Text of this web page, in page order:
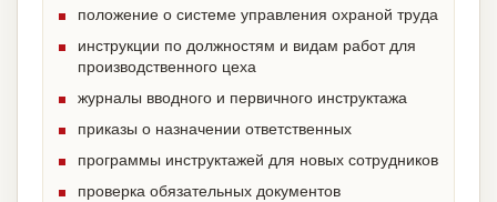
положение о системе управления охраной труда
инструкции по должностям и видам работ для
производственного цеха
журналы вводного и первичного инструктажа
приказы о назначении ответственных
программы инструктажей для новых сотрудников
проверка обязательных документов